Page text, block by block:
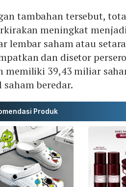
tambahan tersebut,
meningkat
lembar saham atau
dan disetor
memiliki 39,43 miliar
beredar.
Produk